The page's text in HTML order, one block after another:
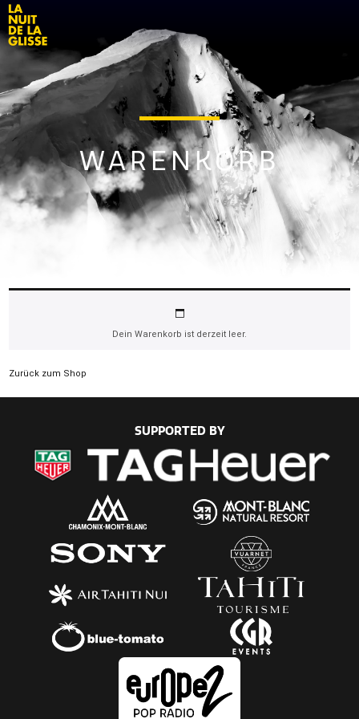
WARENKORB
Dein Warenkorb ist derzeit leer.
Zurück zum Shop
SUPPORTED BY